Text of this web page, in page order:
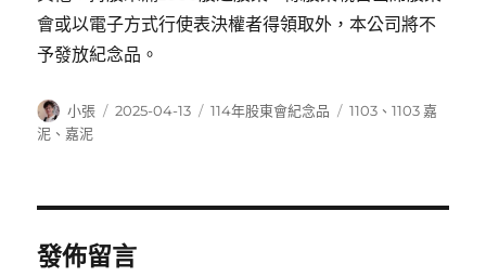
會或以電子方式行使表決權者得領取外，本公司將不
予發放紀念品。
作
者
小張
發
2025-04-13
分
114年股東會紀念品
標
1103 、1103 嘉
泥 、 嘉泥
發佈留言